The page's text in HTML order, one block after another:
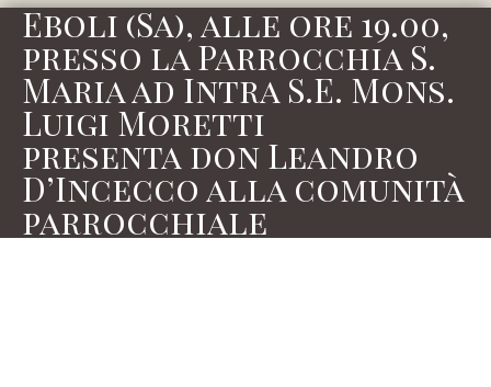
Eboli (Sa), alle ore 19.00,
presso la Parrocchia S.
Maria ad Intra S.E. Mons.
Luigi Moretti
presenta don Leandro
D’Incecco alla comunità
parrocchiale